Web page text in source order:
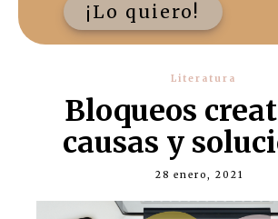
¡Lo quiero!
Literatura
Bloqueos
causas y
28 enero, 2021